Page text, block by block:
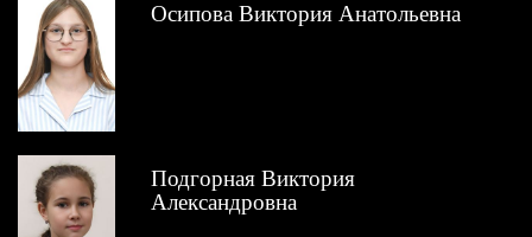
Осипова Виктория Анатольевна
Подгорная Виктория
Александровна